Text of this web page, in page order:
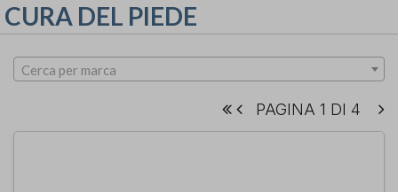
CURA DEL PIEDE
Cerca per marca
PAGINA 1 DI 4